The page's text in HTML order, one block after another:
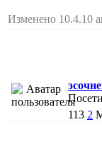
Изменено 10.4.10
113 2